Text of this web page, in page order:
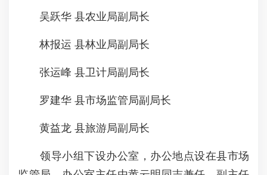
吴跃华 县农业局副局长
林报运 县林业局副局长
张运峰 县卫计局副局长
罗建华 县市场监管局副局长
黄益龙 县旅游局副局长
领导小组下设办公室，办公地点设在县市场